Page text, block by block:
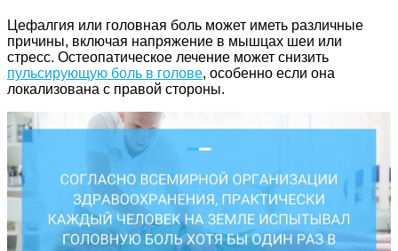
Цефалгия или головная боль может иметь различные
причины, включая напряжение в мышцах шеи или
стресс. Остеопатическое лечение может снизить
пульсирующую боль в голове, особенно если она
локализована с правой стороны.